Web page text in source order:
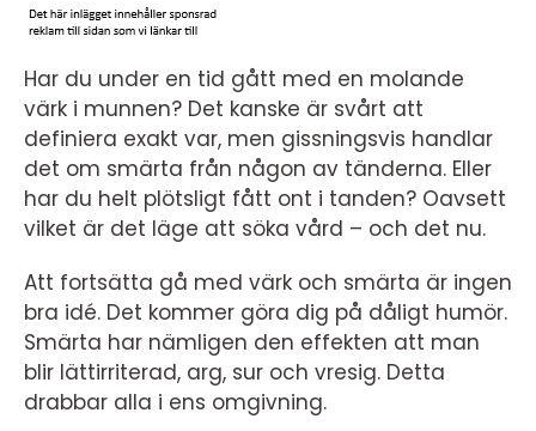
Har du under en tid gått med en molande
värk i munnen? Det kanske är svårt att
definiera exakt var, men gissningsvis handlar
det om smärta från någon av tänderna. Eller
har du helt plötsligt fått ont i tanden? Oavsett
vilket är det läge att söka vård – och det nu.
Att fortsätta gå med värk och smärta är ingen
bra idé. Det kommer göra dig på dåligt humör.
Smärta har nämligen den effekten att man
blir lättirriterad, arg, sur och vresig. Detta
drabbar alla i ens omgivning.